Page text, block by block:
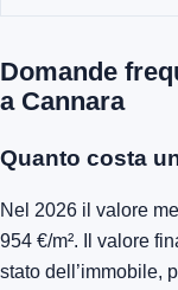
Domande
a Cannara
Quanto costa
Nel 2026 il valore
954 €/m². Il valore
stato dell’immobile,